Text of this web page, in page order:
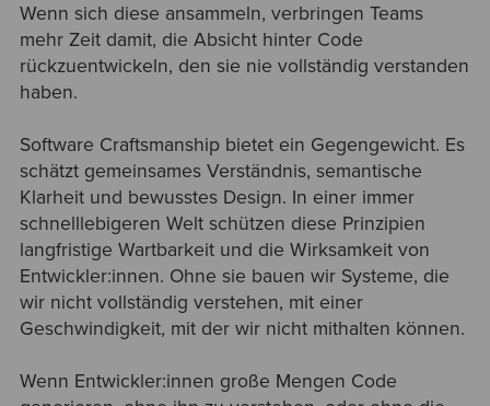
Wenn sich diese ansammeln, verbringen Teams
mehr Zeit damit, die Absicht hinter Code
rückzuentwickeln, den sie nie vollständig verstanden
haben.
Software Craftsmanship bietet ein Gegengewicht. Es
schätzt gemeinsames Verständnis, semantische
Klarheit und bewusstes Design. In einer immer
schnelllebigeren Welt schützen diese Prinzipien
langfristige Wartbarkeit und die Wirksamkeit von
Entwickler:innen. Ohne sie bauen wir Systeme, die
wir nicht vollständig verstehen, mit einer
Geschwindigkeit, mit der wir nicht mithalten können.
Wenn Entwickler:innen große Mengen Code